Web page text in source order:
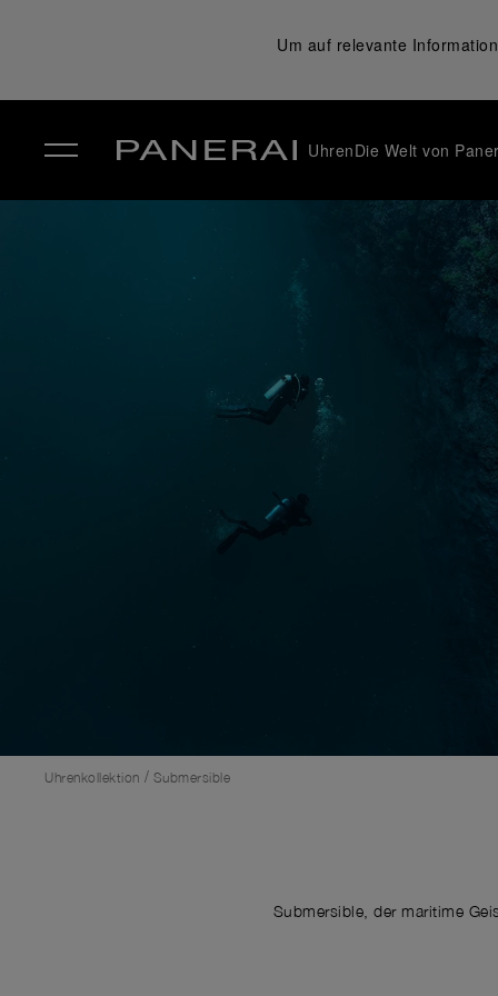
Um auf relevante
UhrenDie Welt von
Uhrenkollektion / Submersible
Submersible, der maritime